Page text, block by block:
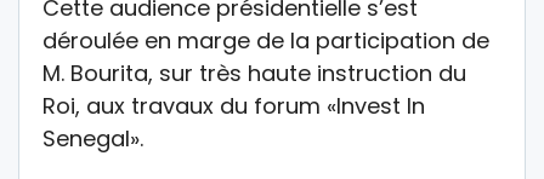
Cette audience présidentielle s’est
déroulée en marge de la participation de
M. Bourita, sur très haute instruction du
Roi, aux travaux du forum «Invest In
Senegal».